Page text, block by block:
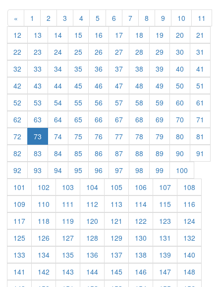
« Previous
1 2 3 4 5 6 7 8 9 10
11
12
13 14 15 16 17 18 19 20
21
22
23 24 25 26 27 28 29 30
31
32
33 34 35 36 37 38 39 40
41
42
43 44 45 46 47 48 49 50
51
52
53 54 55 56 57 58 59 60
61
62
63 64 65 66 67 68 69 70
71
72
73 74 75 76 77 78 79 80
81
82
83 84 85 86 87 88 89 90
91
92
93 94 95 96 97 98 99
100
101
102 103 104 105 106 107
108
109
110 111 112 113 114 115
116
117
118 119 120 121 122 123
124
125
126 127 128 129 130 131
132
133
134 135 136 137 138 139
140
141
142 143 144 145 146 147
148